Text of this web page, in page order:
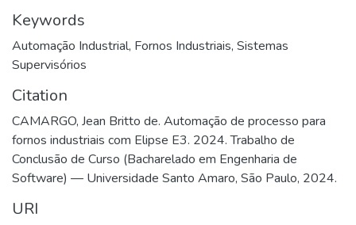
Keywords
Automação Industrial, Fornos Industriais, Sistemas
Supervisórios
Citation
CAMARGO, Jean Britto de. Automação de processo para
fornos industriais com Elipse E3. 2024. Trabalho de
Conclusão de Curso (Bacharelado em Engenharia de
Software) — Universidade Santo Amaro, São Paulo, 2024.
URI